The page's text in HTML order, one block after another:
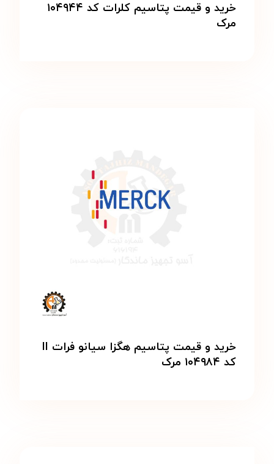
خرید و قیمت پتاسیم کلرات کد ۱۰۴۹۴۴
مرک
خرید و قیمت پتاسیم هگزا سیانو فرات II
کد ۱۰۴۹۸۴ مرک